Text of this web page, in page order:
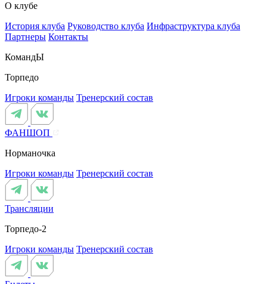
О клубе
История клуба Руководство клуба Инфраструктура клуба
Партнеры Контакты
КомандЫ
Торпедо
Игроки команды Тренерский состав
ФАНШОП
Норманочка
Игроки команды Тренерский состав
Трансляции
Торпедо-2
Игроки команды Тренерский состав